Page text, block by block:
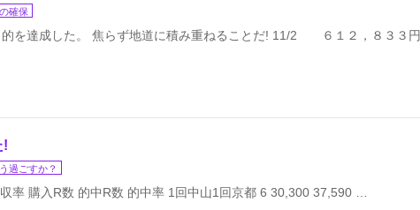
確保
的を達成した。 焦らず地道に積み重ねることだ! 11/2 ６１２，８３３円
!
過ごすか？
率 購入R数 的中R数 的中率 1回中山1回京都 6 30,300 37,590 …